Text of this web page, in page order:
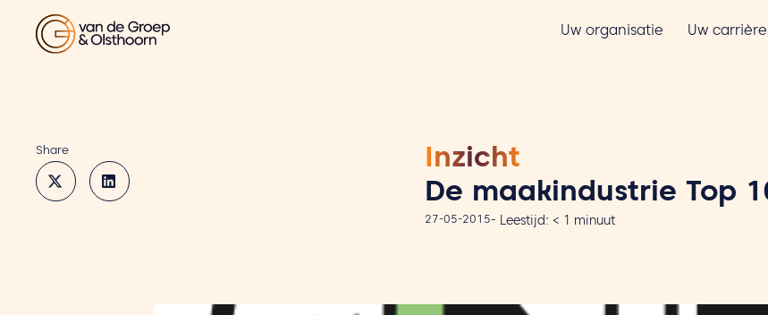
Uw organisatie Uw carrière
Share
Inzicht
De maakindustrie Top
27-05-2015- Leestijd: < 1 minuut